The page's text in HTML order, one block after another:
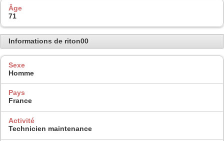
Âge
71
Informations de riton00
Sexe
Homme
Pays
France
Activité
Technicien maintenance